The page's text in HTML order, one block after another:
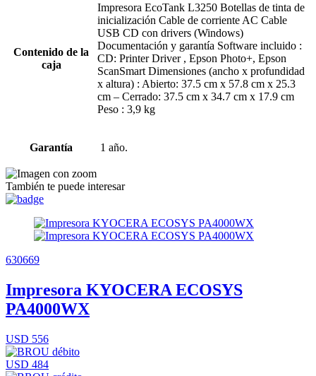
Contenido de la
caja
Impresora EcoTank L3250 Botellas de tinta de
inicialización Cable de corriente AC Cable
USB CD con drivers (Windows)
Documentación y garantía Software incluido :
CD: Printer Driver , Epson Photo+, Epson
ScanSmart Dimensiones (ancho x profundidad
x altura) : Abierto: 37.5 cm x 57.8 cm x 25.3
cm – Cerrado: 37.5 cm x 34.7 cm x 17.9 cm
Peso : 3,9 kg
Garantía 1 año.
También te puede interesar
630669
Impresora KYOCERA ECOSYS
PA4000WX
USD 556
USD 484